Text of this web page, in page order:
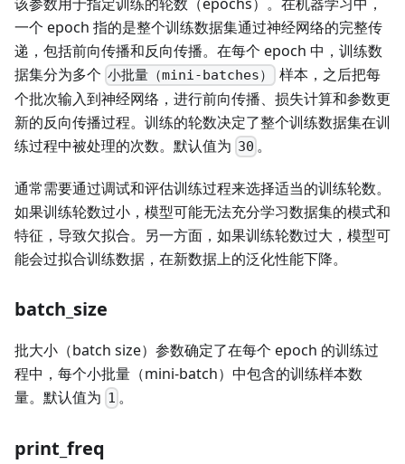
一个 epoch 指的是整个训练数据集通过神经网络的完整传
递，包括前向传播和反向传播。在每个 epoch 中，训练数
据集分为多个 小批量（mini-batches）
样本，之后把每
个批次输入到神经网络，进行前向传播、损失计算和参数更
新的反向传播过程。训练的轮数决定了整个训练数据集在训
练过程中被处理的次数。默认值为 30 。
通常需要通过调试和评估训练过程来选择适当的训练轮数。
如果训练轮数过小，模型可能无法充分学习数据集的模式和
特征，导致欠拟合。另一方面，如果训练轮数过大，模型可
能会过拟合训练数据，在新数据上的泛化性能下降。
batch_size
批大小（batch size）参数确定了在每个 epoch 的训练过
程中，每个小批量（mini-batch）中包含的训练样本数
量。默认值为 1 。
print_freq